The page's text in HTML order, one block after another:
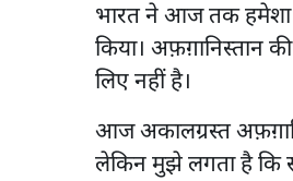
भारत ने आज तक हमेशा
किया। अफ़ग़ानिस्तान
लिए नहीं है।
आज अकालग्रस्त
लेकिन मुझे लगता है कि